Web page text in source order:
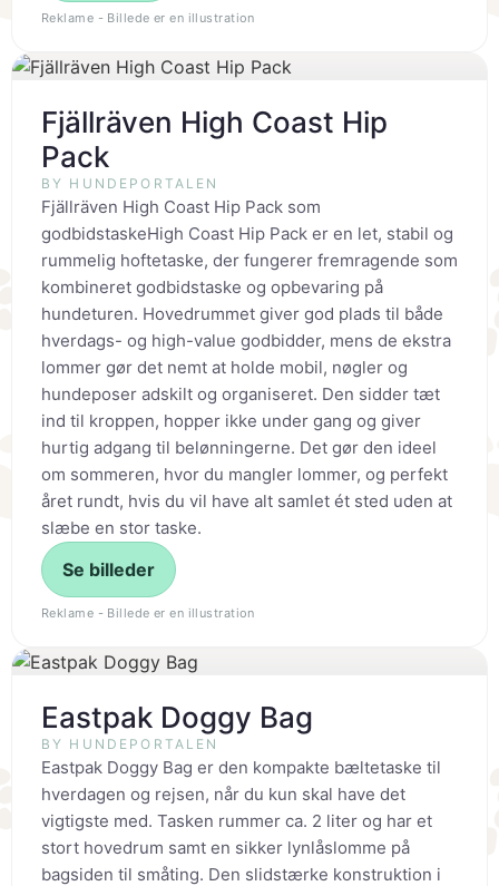
Reklame - Billede er en illustration
Fjällräven High Coast Hip
Pack
BY HUNDEPORTALEN
Fjällräven High Coast Hip Pack som
godbidstaskeHigh Coast Hip Pack er en let, stabil og
rummelig hoftetaske, der fungerer fremragende som
kombineret godbidstaske og opbevaring på
hundeturen. Hovedrummet giver god plads til både
hverdags- og high-value godbidder, mens de ekstra
lommer gør det nemt at holde mobil, nøgler og
hundeposer adskilt og organiseret. Den sidder tæt
ind til kroppen, hopper ikke under gang og giver
hurtig adgang til belønningerne. Det gør den ideel
om sommeren, hvor du mangler lommer, og perfekt
året rundt, hvis du vil have alt samlet ét sted uden at
slæbe en stor taske.
Se billeder
Reklame - Billede er en illustration
Eastpak Doggy Bag
BY HUNDEPORTALEN
Eastpak Doggy Bag er den kompakte bæltetaske til
hverdagen og rejsen, når du kun skal have det
vigtigste med. Tasken rummer ca. 2 liter og har et
stort hovedrum samt en sikker lynlåslomme på
bagsiden til småting. Den slidstærke konstruktion i